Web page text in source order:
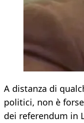
A distanza di
politici, non è
dei referendum in